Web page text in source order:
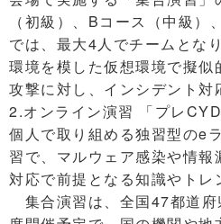
（初級）、Bコース（中級）
では、最大4人でチームとな
環境を模した仮想環境で擬似
攻撃に対し、インシデント対
2.オンライン演習 「プレ
個人で取り組める独習型のe
習で、マルウェア感染や情報
対応で前提となる知識やトレ
集合演習は、全国47都道